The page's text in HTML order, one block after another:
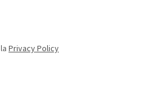
Privacy Policy